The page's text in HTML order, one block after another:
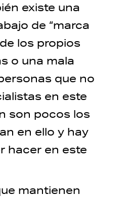
existe una
de “marca
los propios
o una mala
que no
en este
son pocos los
en ello y hay
hacer en este
mantienen